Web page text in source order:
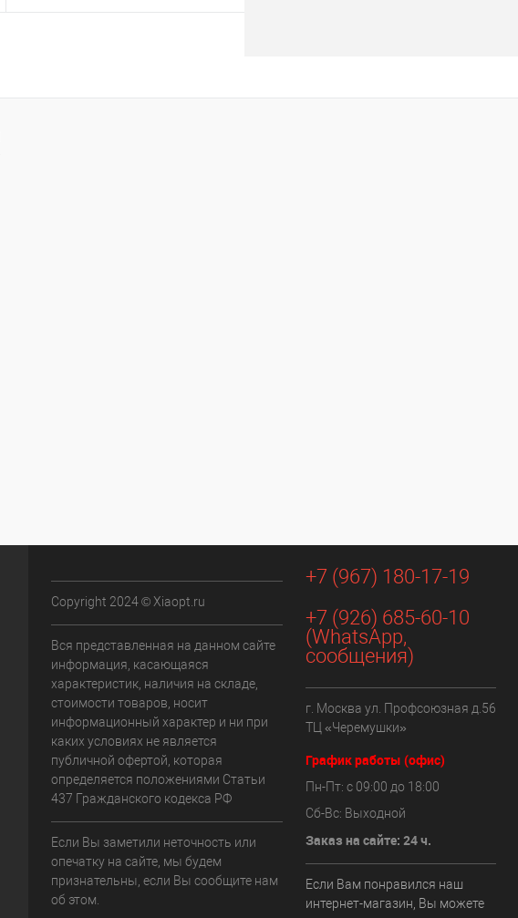
Copyright 2024 © Xiaopt.ru
Вся представленная на данном сайте
информация, касающаяся
характеристик, наличия на складе,
стоимости товаров, носит
информационный характер и ни при
каких условиях не является
публичной офертой, которая
определяется положениями Статьи
437 Гражданского кодекса РФ
Если Вы заметили неточность или
опечатку на сайте, мы будем
признательны, если Вы сообщите нам
об этом.
+7 (967) 180-17-19
+7 (926) 685-60-10
(WhatsApp,
сообщения)
г. Москва ул. Профсоюзная д.56
ТЦ «Черемушки»
График работы (офис)
Пн-Пт: с 09:00 до 18:00
Сб-Вс: Выходной
Заказ на сайте: 24 ч.
Если Вам понравился наш
интернет-магазин, Вы можете